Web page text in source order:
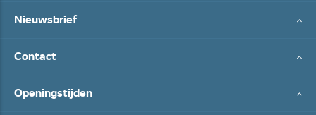
Nieuwsbrief
Contact
Openingstijden